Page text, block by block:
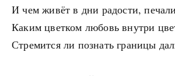
И чем живёт в дни радости,
Каким цветком любовь внутри
Стремится ли познать границы